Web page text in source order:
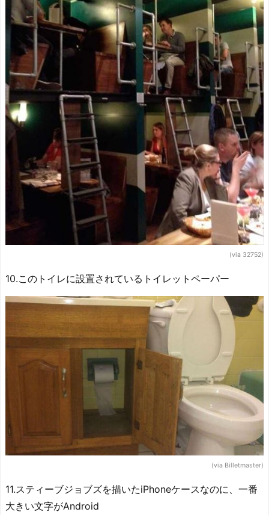
(via 32752)
10.このトイレに設置されているトイレットペーパー
(via Billetmaster)
11.スティーブジョブズを描いたiPhoneケースなのに、一番
大きい文字がAndroid